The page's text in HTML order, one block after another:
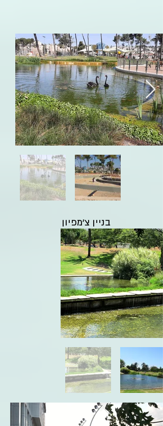
בניין צ'מפיון